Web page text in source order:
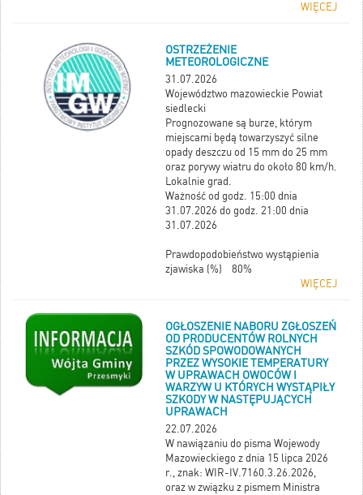
WIĘCEJ
OSTRZEŻENIE
METEOROLOGICZNE
31.07.2026
Województwo mazowieckie Powiat
siedlecki
Prognozowane są burze, którym
miejscami będą towarzyszyć silne
opady deszczu od 15 mm do 25 mm
oraz porywy wiatru do około 80 km/h.
Lokalnie grad.
Ważność od godz. 15:00 dnia
31.07.2026 do godz. 21:00 dnia
31.07.2026
Prawdopodobieństwo wystąpienia
zjawiska (%) 80%
WIĘCEJ
OGŁOSZENIE NABORU ZGŁOSZEŃ
OD PRODUCENTÓW ROLNYCH
SZKÓD SPOWODOWANYCH
PRZEZ WYSOKIE TEMPERATURY
W UPRAWACH OWOCÓW I
WARZYW U KTÓRYCH WYSTĄPIŁY
SZKODY W NASTĘPUJĄCYCH
UPRAWACH
22.07.2026
W nawiązaniu do pisma Wojewody
Mazowieckiego z dnia 15 lipca 2026
r., znak: WIR-IV.7160.3.26.2026,
oraz w związku z pismem Ministra